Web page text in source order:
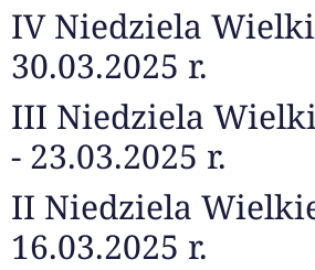
IV Niedziela
30.03.2025 r.
III Niedziela
- 23.03.2025 r.
II Niedziela
16.03.2025 r.